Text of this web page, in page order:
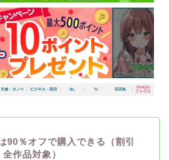
90％オフで購入できる（割引
作品対象）